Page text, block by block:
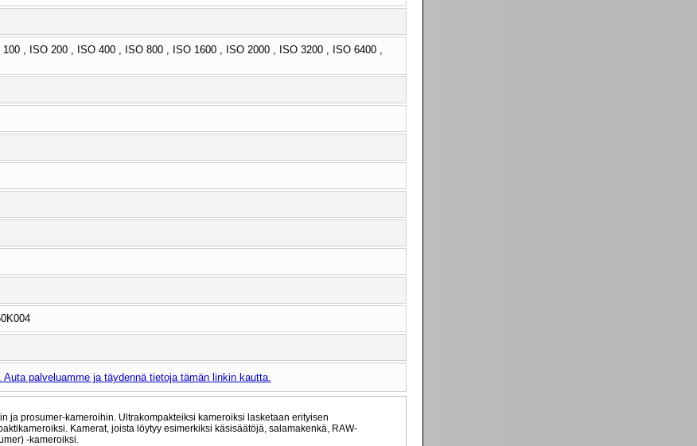
100 , ISO 200 , ISO 400 , ISO 800 , ISO 1600 , ISO 2000 , ISO 3200 , ISO 6400 ,
palveluamme ja täydennä tietoja tämän linkin kautta.
ja prosumer-kameroihin. Ultrakompakteiksi kameroiksi lasketaan erityisen
Kamerat, joista löytyy esimerkiksi käsisäätöjä, salamakenkä, RAW-
-kameroiksi.